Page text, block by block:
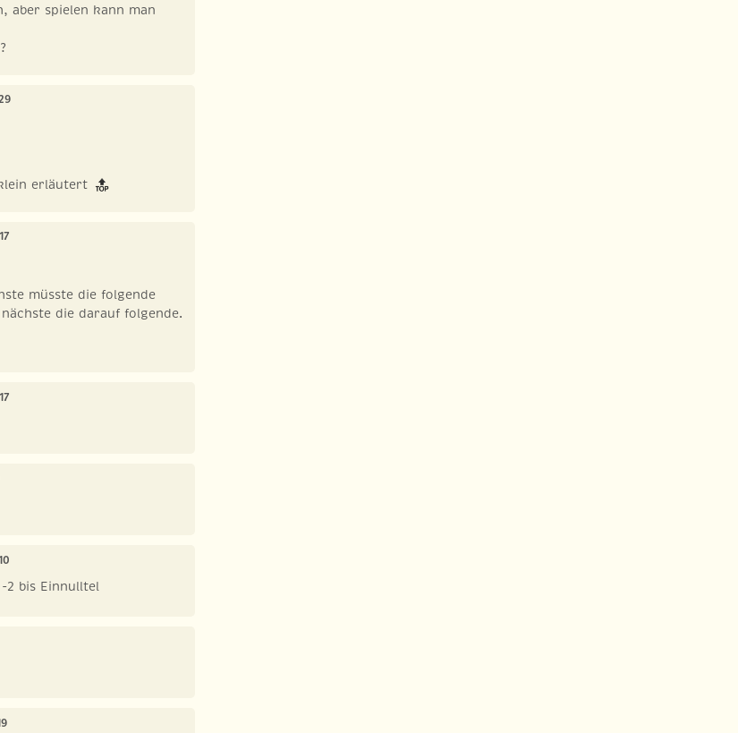
aber spielen kann man
erläutert
müsste die folgende
die darauf folgende.
2 bis Einnulltel